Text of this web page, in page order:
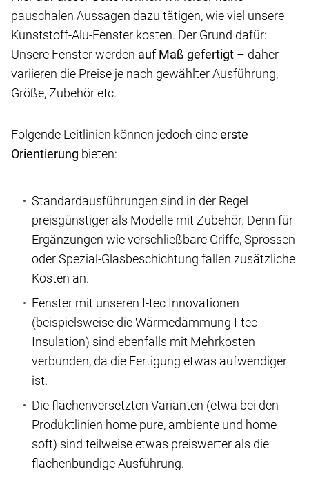
pauschalen Aussagen dazu tätigen, wie viel unsere
Kunststoff-Alu-Fenster kosten. Der Grund dafür:
Unsere Fenster werden auf Maß gefertigt – daher
variieren die Preise je nach gewählter Ausführung,
Größe, Zubehör etc.
Folgende Leitlinien können jedoch eineerste
Orientierung bieten:
Standardausführungen sind in der Regel
preisgünstiger als Modelle mit Zubehör. Denn für
Ergänzungen wie verschließbare Griffe, Sprossen
oder Spezial-Glasbeschichtung fallen zusätzliche
Kosten an.
Fenster mit unseren I-tec Innovationen
(beispielsweise die Wärmedämmung I-tec
Insulation) sind ebenfalls mit Mehrkosten
verbunden, da die Fertigung etwas aufwendiger
ist.
Die flächenversetzten Varianten (etwa bei den
Produktlinien home pure, ambiente und home
soft) sind teilweise etwas preiswerter als die
flächenbündige Ausführung.